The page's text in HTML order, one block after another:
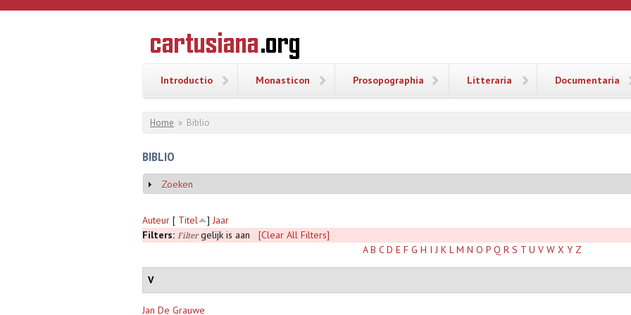
Overslaan en naar de inhoud gaan
CARTUSIANA
Geschiedenis
van de
Introductio Monasticon Prosopographia Litteraria Documentaria
U bent hier
Home » Biblio
BIBLIO
Weergeven
Zoeken
Auteur [ Titel ] Jaar
Filters: Filtergelijk is aan
[Clear All Filters]
A B C D E F G H I J K L M N O P Q R S T U V W X Y Z
V
Jan De Grauwe